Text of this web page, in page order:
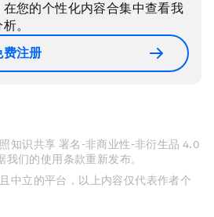
您的个性化内容合集中查看我
。
费注册
知识共享 署名-非商业性-非衍生品 4.0
我们的使用条款重新发布。
中立的平台，以上内容仅代表作者个